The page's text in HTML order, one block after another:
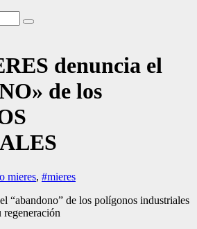
denuncia el
de los
mieres, #mieres
“abandono” de los polígonos industriales